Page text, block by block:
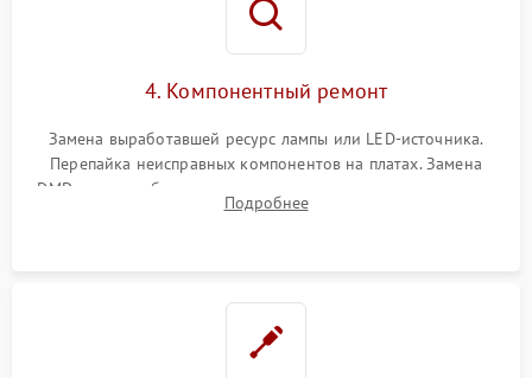
4. Компонентный ремонт
Замена выработавшей ресурс лампы или LED-источника.
Перепайка неисправных компонентов на платах. Замена
DMD-чипа при битых пикселях, установка нового цветового
колеса или восстановление сгоревших поляризационных
Подробнее